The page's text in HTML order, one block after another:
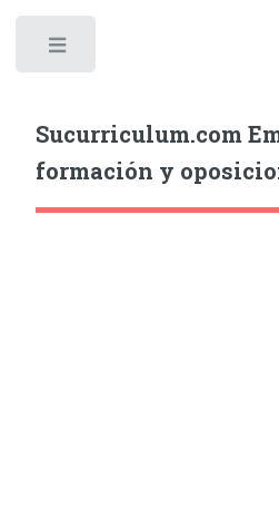
Sucurriculum.com
formación y